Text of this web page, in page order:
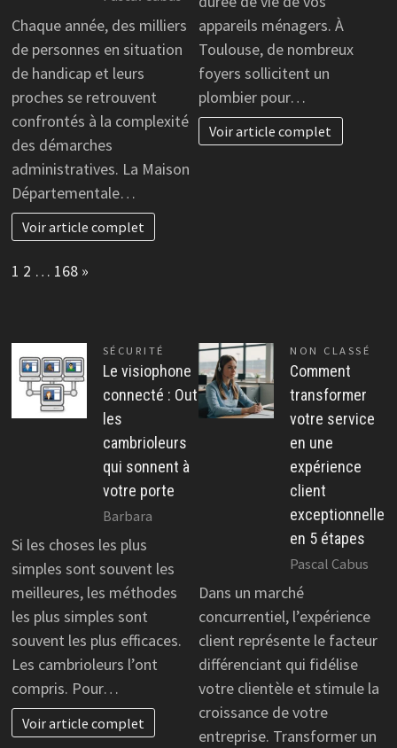
Chaque année, des milliers
de personnes en situation
de handicap et leurs
proches se retrouvent
confrontés à la complexité
des démarches
administratives. La Maison
Départementale…
Voir article complet
appareils ménagers. À
Toulouse, de nombreux
foyers sollicitent un
plombier pour…
Voir article complet
Page:
1 2 … 168 Next
»
SÉCURITÉ
Le visiophone
connecté : Out
les
cambrioleurs
qui sonnent à
votre porte
Barbara
Si les choses les plus
simples sont souvent les
meilleures, les méthodes
les plus simples sont
souvent les plus efficaces.
Les cambrioleurs l’ont
compris. Pour…
Voir article complet
NON CLASSÉ
Comment
transformer
votre service
en une
expérience
client
exceptionnelle
en 5 étapes
Pascal Cabus
Dans un marché
concurrentiel, l’expérience
client représente le facteur
différenciant qui fidélise
votre clientèle et stimule la
croissance de votre
entreprise. Transformer un